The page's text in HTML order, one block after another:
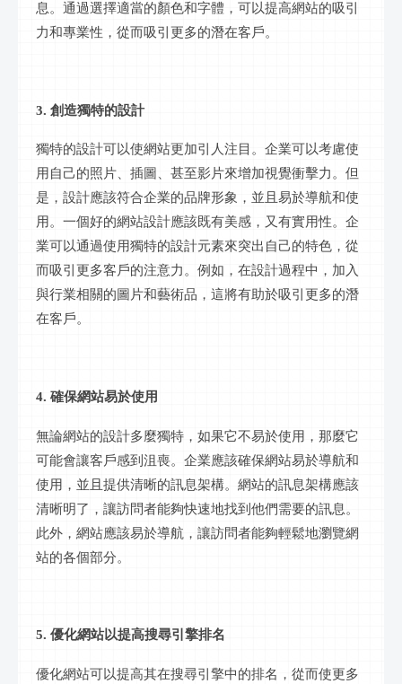
息。通過選擇適當的顏色和字體，可以提高網站的吸引
力和專業性，從而吸引更多的潛在客戶。
3. 創造獨特的設計
獨特的設計可以使網站更加引人注目。企業可以考慮使
用自己的照片、插圖、甚至影片來增加視覺衝擊力。但
是，設計應該符合企業的品牌形象，並且易於導航和使
用。一個好的網站設計應該既有美感，又有實用性。企
業可以通過使用獨特的設計元素來突出自己的特色，從
而吸引更多客戶的注意力。例如，在設計過程中，加入
與行業相關的圖片和藝術品，這將有助於吸引更多的潛
在客戶。
4. 確保網站易於使用
無論網站的設計多麼獨特，如果它不易於使用，那麼它
可能會讓客戶感到沮喪。企業應該確保網站易於導航和
使用，並且提供清晰的訊息架構。網站的訊息架構應該
清晰明了，讓訪問者能夠快速地找到他們需要的訊息。
此外，網站應該易於導航，讓訪問者能夠輕鬆地瀏覽網
站的各個部分。
5. 優化網站以提高搜尋引擎排名
優化網站可以提高其在搜尋引擎中的排名，從而使更多